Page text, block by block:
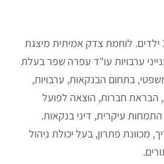
רעיה ואם ל 3 ילדים. לוחמת צדק אמיתית מיצגת
ערבויות עו"ד עפרה שפר בעלת
בתחום הבנקאות, ערבויות,
הבראת חברות, הוצאה לפועל
עיקרית, דיני בנקאות.
מכוונת פתרון, בעל יכולת ניהול